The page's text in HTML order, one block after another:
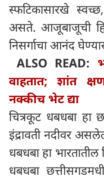
स्फटिकासारखे
असते. आजूबाजूची
निसर्गाचा आनंद
ALSO READ:
वाहतात; शांत
नक्कीच भेट द्या
चित्रकूट धबधबा हा
इंद्रावती नदीवर
धबधबा हा
धबधबा